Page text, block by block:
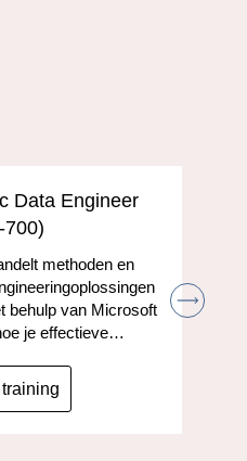
Data Engineer
700)
methoden en
behulp van Microsoft
je effectieve…